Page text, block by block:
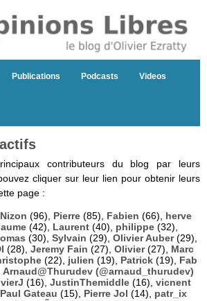
Publications Podcasts Videos
contributeurs du blog par leurs
cliquer sur leur lien pour obtenir leurs
page :
(96), Pierre (85), Fabien (66), herve
(42), Laurent (40), philippe (32),
(30), Sylvain (29), Olivier Auber(29),
(28), Jeremy Fain (27), Olivier(27), Marc
(22), julien (19), Patrick (19), Fab
Arnaud@Thurudev (@arnaud_thurudev)
(16), JustinThemiddle (16), vicnent
Paul Gateau (15), Pierre Jol (14), patr_ix